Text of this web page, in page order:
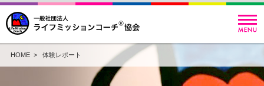
HOME> 体験レポート